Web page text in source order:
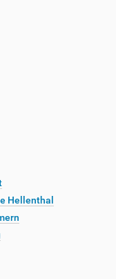
Hellenthal